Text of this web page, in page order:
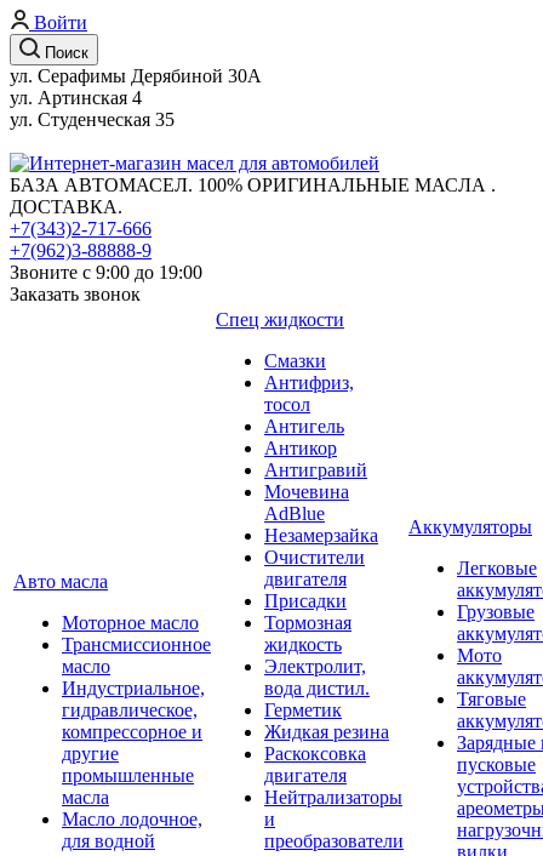
Войти
Поиск
ул. Серафимы Дерябиной 30А
ул. Артинская 4
ул. Студенческая 35
БАЗА АВТОМАСЕЛ. 100% ОРИГИНАЛЬНЫЕ МАСЛА .
ДОСТАВКА.
+7(343)2-717-666
+7(962)3-88888-9
Звоните с 9:00 до 19:00
Заказать звонок
Авто масла
Моторное масло
Трансмиссионное
масло
Индустриальное,
гидравлическое,
компрессорное и
другие
промышленные
масла
Масло лодочное,
для водной
Спец жидкости
Смазки
Антифриз,
тосол
Антигель
Антикор
Антигравий
Мочевина
AdBlue
Незамерзайка
Очистители
двигателя
Присадки
Тормозная
жидкость
Электролит,
вода дистил.
Герметик
Жидкая резина
Раскоксовка
двигателя
Нейтрализаторы
и
преобразователи
Аккумуляторы
Легковые
Грузовые
Мото
Тяговые
Зарядные
пусковые
вилки,